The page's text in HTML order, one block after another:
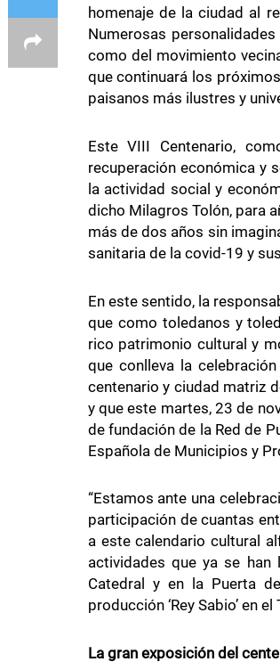
homenaje de la ciudad al
Numerosas
como del movimiento
que continuará los
paisanos más ilustres y
Este VIII Centenario,
recuperación económica y
la actividad social y
dicho Milagros Tolón, para
más de dos años sin
sanitaria de la covid-19 y
En este sentido, la
que como toledanos y
rico patrimonio cultural y
que conlleva la
centenario y ciudad matriz
y que este martes, 23 de
de fundación de la Red de
Española de Municipios y
“Estamos ante una
participación de cuantas
a este calendario cultural
actividades que ya se han
Catedral y en la Puerta
producción ‘Rey Sabio’ en
La gran exposición del